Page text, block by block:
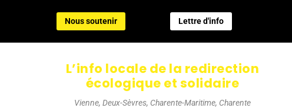
Nous soutenir Lettre d'info
L’info locale de la redirection
écologique et solidaire
Vienne, Deux-Sèvres, Charente-Maritime, Charente
Nous soutenir Lettre d'info